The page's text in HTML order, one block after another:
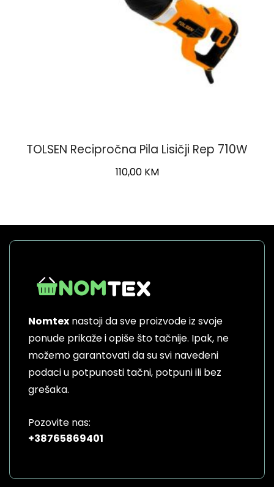
TOLSEN Recipročna Pila Lisičji Rep 710W
110,00 KM
Nomtex nastoji da sve proizvode iz svoje
ponude prikaže i opiše što tačnije. Ipak, ne
možemo garantovati da su svi navedeni
podaci u potpunosti tačni, potpuni ili bez
grešaka.
Pozovite nas:
+38765869401